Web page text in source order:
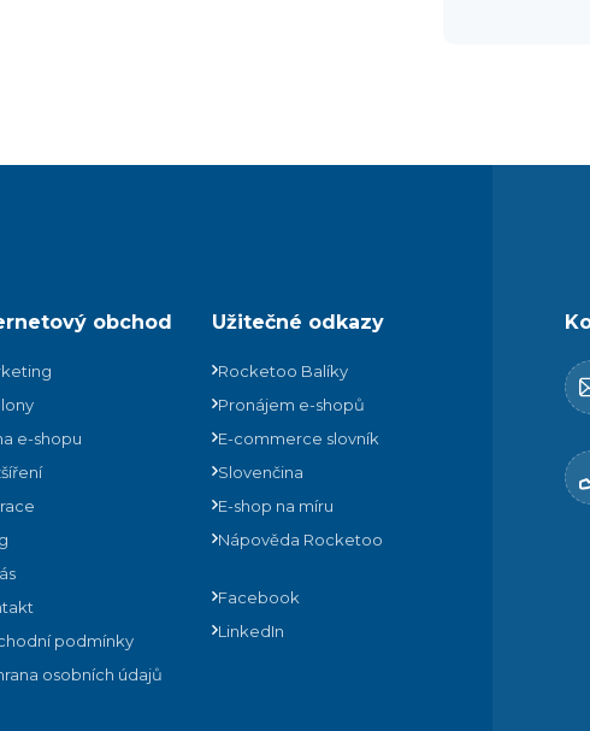
obchod
e-shopu
podmínky
osobních údajů
Užitečné odkazy
Rocketoo Balíky
Pronájem e-shopů
E-commerce slovník
Slovenčina
E-shop na míru
Nápověda Rocketoo
Facebook
LinkedIn